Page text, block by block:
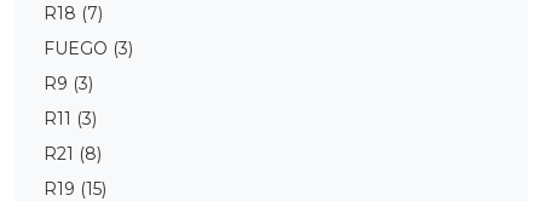
R18 (7)
FUEGO (3)
R9 (3)
R11 (3)
R21 (8)
R19 (15)